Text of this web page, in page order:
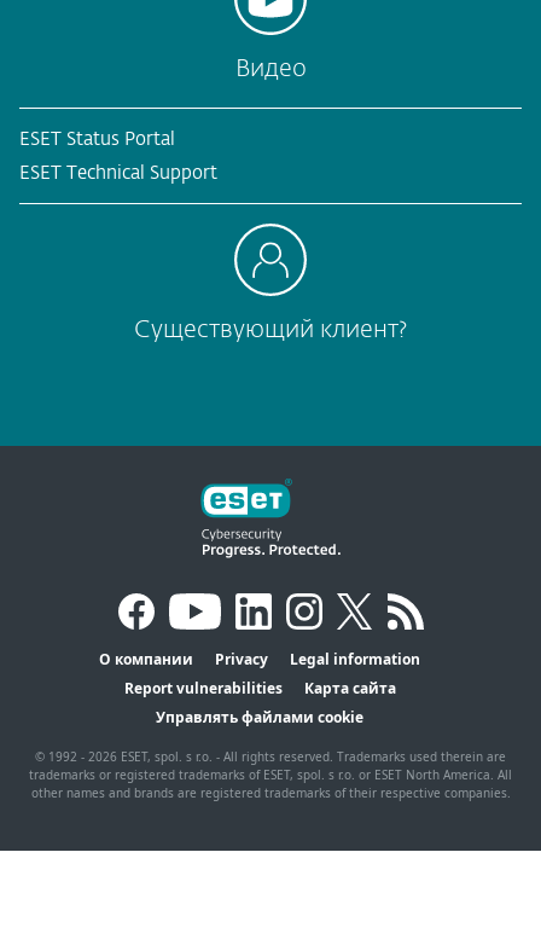
Видео
ESET Status Portal
ESET Technical Support
Существующий клиент?
О компании Privacy
Legal information
Report vulnerabilities
Карта сайта
Управлять файлами cookie
© 1992 - 2026 ESET, spol. s r.o. - All rights reserved. Trademarks used therein are
trademarks or registered trademarks of ESET, spol. s r.o. or ESET North America. All
other names and brands are registered trademarks of their respective companies.